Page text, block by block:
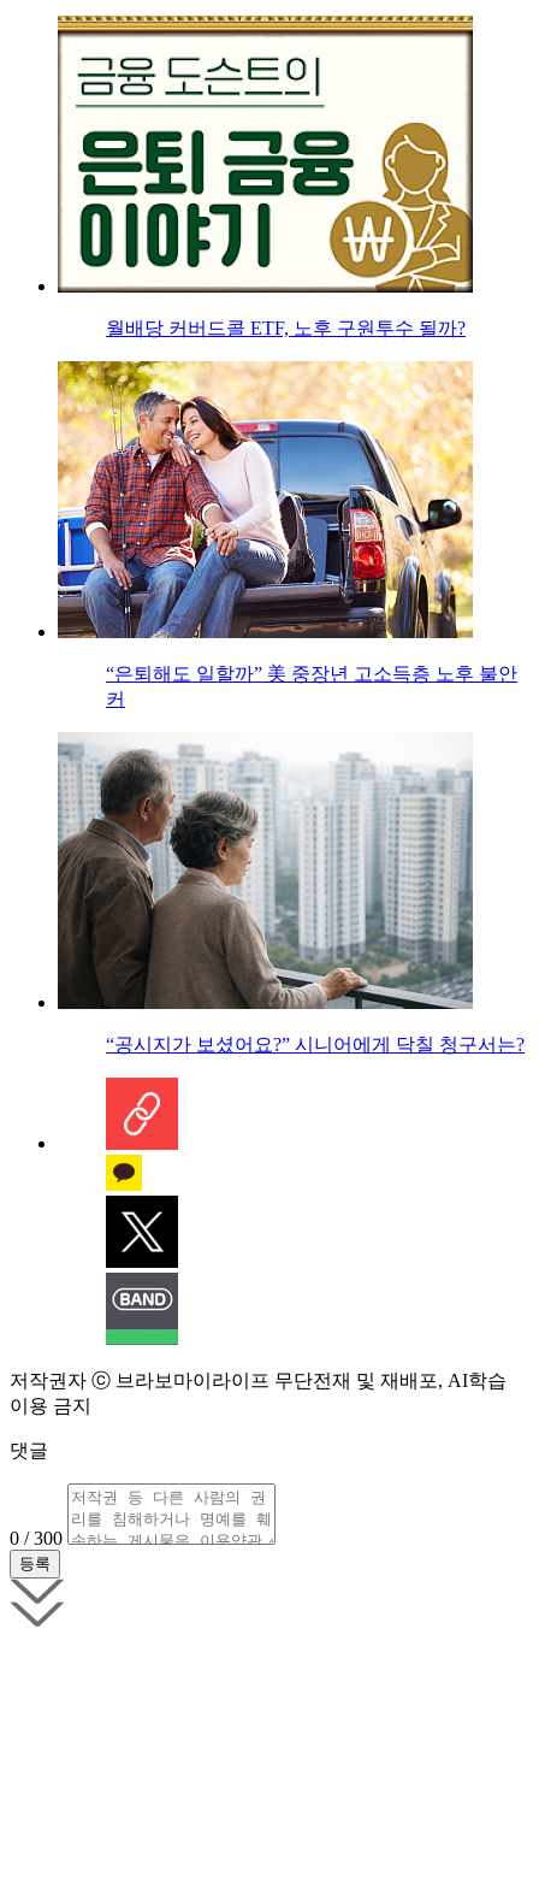
월배당 커버드콜 ETF, 노후 구원투수 될까?
“은퇴해도 일할까” 美 중장년 고소득층 노후 불안
커
“공시지가 보셨어요?” 시니어에게 닥칠 청구서는?
저작권자 ⓒ 브라보마이라이프 무단전재 및 재배포, AI학습
이용 금지
댓글
0 / 300